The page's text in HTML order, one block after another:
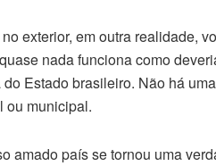
exterior, em outra realidade,
nada funciona como
do Estado brasileiro. Não há
ou municipal.
amado país se tornou uma